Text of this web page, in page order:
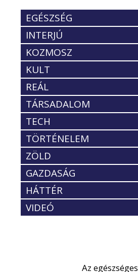
EGÉSZSÉG
INTERJÚ
KOZMOSZ
KULT
REÁL
TÁRSADALOM
TECH
TÖRTÉNELEM
ZÖLD
GAZDASÁG
HÁTTÉR
VIDEÓ
Az egészséges